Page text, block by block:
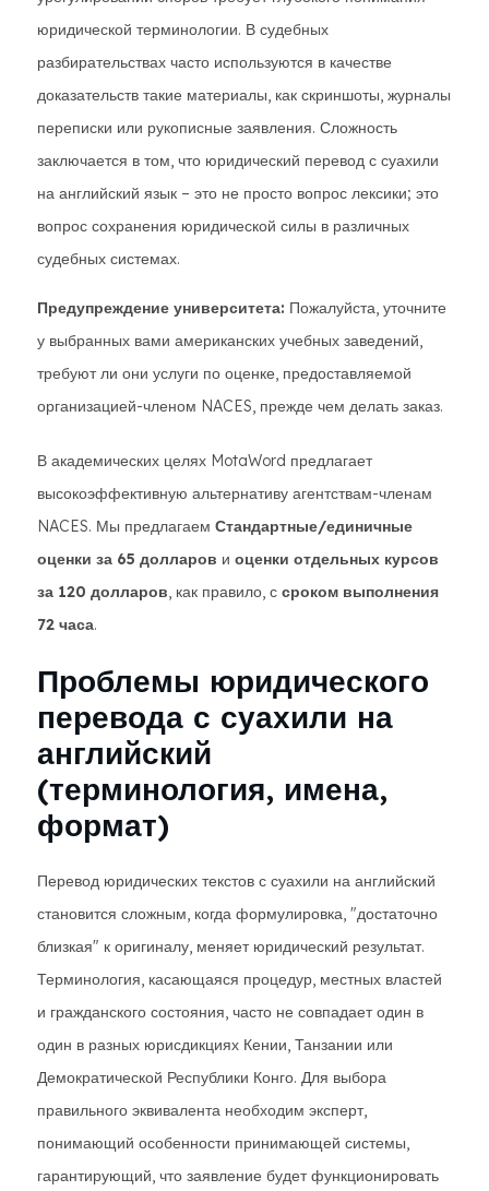
юридической терминологии. В судебных
разбирательствах часто используются в качестве
доказательств такие материалы, как скриншоты, журналы
переписки или рукописные заявления. Сложность
заключается в том, что юридический перевод с суахили
на английский язык – это не просто вопрос лексики; это
вопрос сохранения юридической силы в различных
судебных системах.
Предупреждение университета: Пожалуйста, уточните
у выбранных вами американских учебных заведений,
требуют ли они услуги по оценке, предоставляемой
организацией-членом NACES, прежде чем делать заказ.
В академических целях MotaWord предлагает
высокоэффективную альтернативу агентствам-членам
NACES. Мы предлагаем Стандартные/единичные
оценки за 65 долларов и оценки отдельных курсов
за 120 долларов, как правило, с сроком выполнения
72 часа.
Проблемы юридического
перевода с суахили на
английский
(терминология, имена,
формат)
Перевод юридических текстов с суахили на английский
становится сложным, когда формулировка, "достаточно
близкая" к оригиналу, меняет юридический результат.
Терминология, касающаяся процедур, местных властей
и гражданского состояния, часто не совпадает один в
один в разных юрисдикциях Кении, Танзании или
Демократической Республики Конго. Для выбора
правильного эквивалента необходим эксперт,
понимающий особенности принимающей системы,
гарантирующий, что заявление будет функционировать